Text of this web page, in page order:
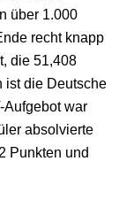
über 1.000
recht knapp
, die 51,408
ist die Deutsche
Aufgebot war
absolvierte
Punkten und